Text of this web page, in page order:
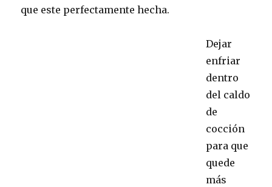
que este perfectamente hecha.
Dejar
enfriar
dentro
del caldo
de
cocción
para que
quede
más